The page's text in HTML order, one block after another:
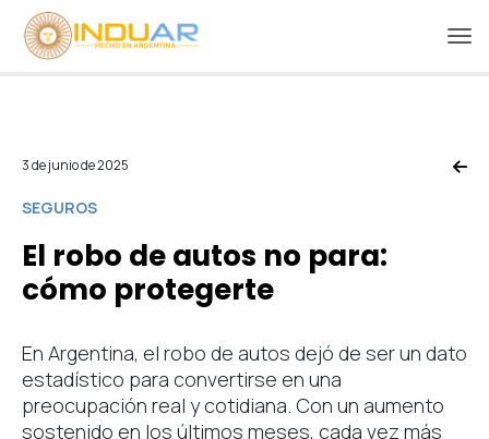
3 de junio de 2025
SEGUROS
El robo de autos no para:
cómo protegerte
En Argentina, el robo de autos dejó de ser un dato
estadístico para convertirse en una
preocupación real y cotidiana. Con un aumento
sostenido en los últimos meses, cada vez más